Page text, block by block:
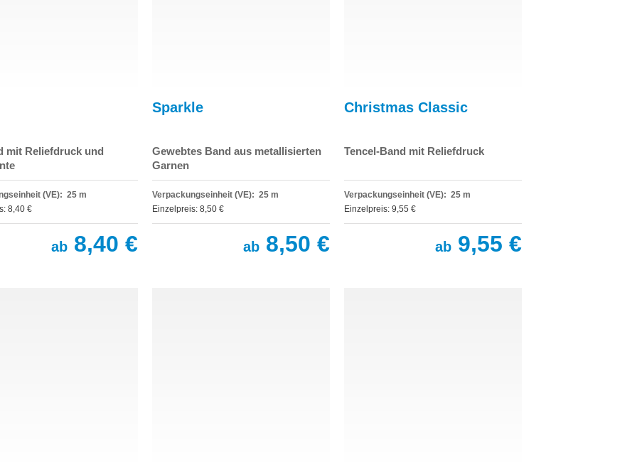
mit Reliefdruck und
(VE): 25 m
8,40 €
ab 8,40 €
Sparkle
Gewebtes Band aus metallisierten
Garnen
Verpackungseinheit (VE): 25 m
Einzelpreis: 8,50 €
ab 8,50 €
Christmas Classic
Tencel-Band mit Reliefdruck
Verpackungseinheit (VE): 25 m
Einzelpreis: 9,55 €
ab 9,55 €